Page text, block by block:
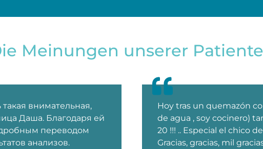
Meinungen unserer
внимательная,
Даша. Благодаря ей
переводом
анализов.
Hoy tras un quemazón
de agua , soy cocinero)
20 !!! .. Especial el chico
Gracias, gracias, mil